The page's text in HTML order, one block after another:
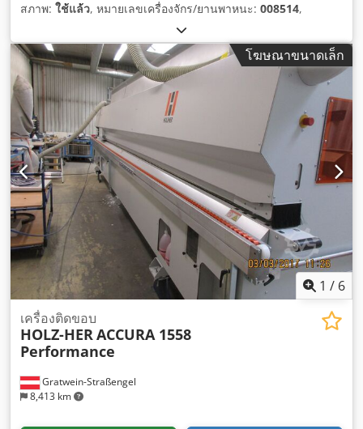
สภาพ: ใช้แล้ว, หมายเลขเครื่องจักร/ยานพาหนะ: 008514,
โฆษณาขนาดเล็ก
1 / 6
Gratwein-Straßengel
8,413 km
เครื่องติดขอบ
HOLZ-HERACCURA 1558
Performance